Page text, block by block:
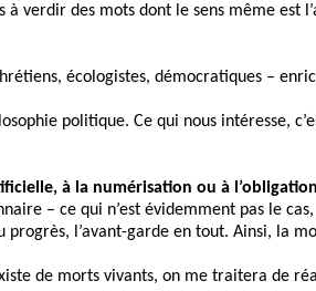
à verdir des mots dont le sens même est
écologistes, démocratiques –
politique. Ce qui nous intéresse,
à la numérisation ou à
– ce qui n’est évidemment pas le
l’avant-garde en tout. Ainsi, la
de morts vivants, on me traitera